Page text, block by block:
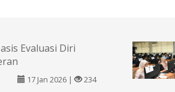
Evaluasi Diri
17 Jan 2026 | 234